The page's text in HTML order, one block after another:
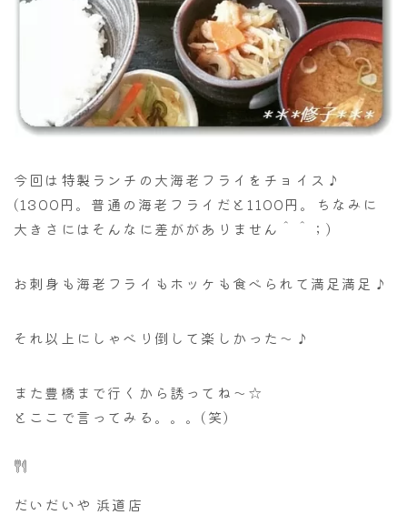
今回は特製ランチの大海老フライをチョイス♪
(1300円。普通の海老フライだと1100円。ちなみに
大きさにはそんなに差ががありません＾＾；)
お刺身も海老フライもホッケも食べられて満足満足♪
それ以上にしゃべり倒して楽しかった～♪
また豊橋まで行くから誘ってね～☆
とここで言ってみる。。。(笑)
だいだいや 浜道店